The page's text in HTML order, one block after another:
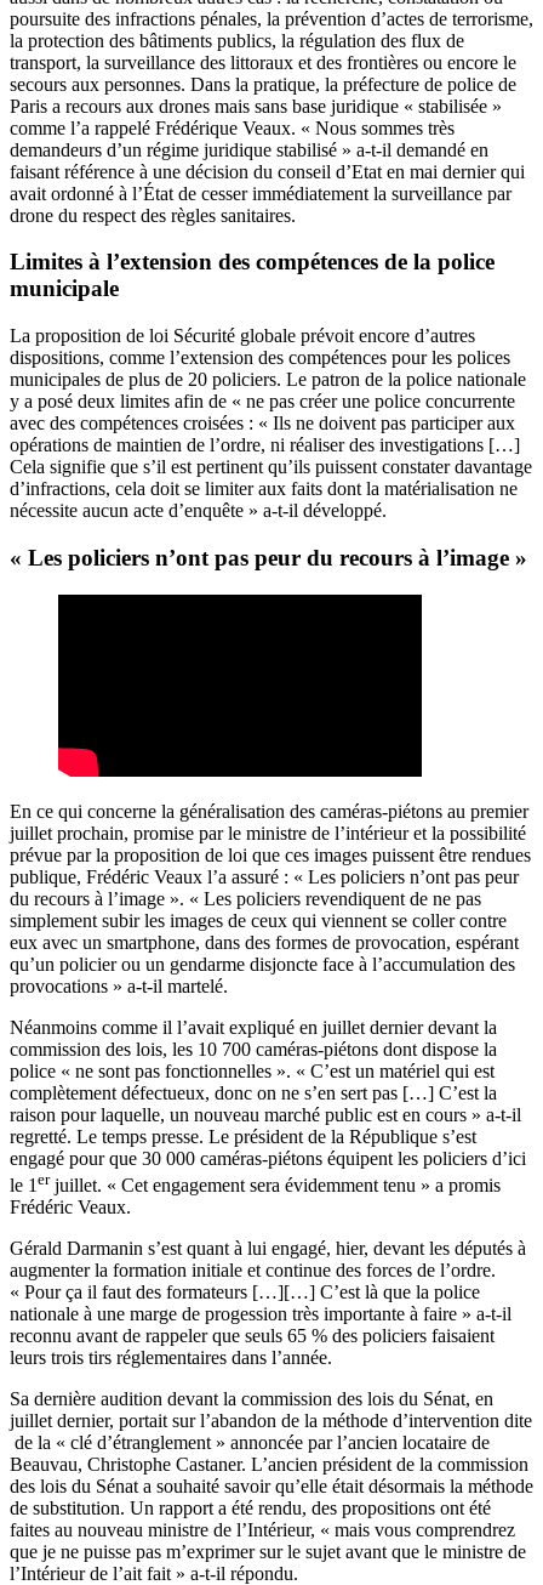
poursuite des infractions pénales, la prévention d’actes de terrorisme,
la protection des bâtiments publics, la régulation des flux de
transport, la surveillance des littoraux et des frontières ou encore le
secours aux personnes. Dans la pratique, la préfecture de police de
Paris a recours aux drones mais sans base juridique « stabilisée »
comme l’a rappelé Frédérique Veaux. « Nous sommes très
demandeurs d’un régime juridique stabilisé » a-t-il demandé en
faisant référence à une décision du conseil d’Etat en mai dernier qui
avait ordonné à l’État de cesser immédiatement la surveillance par
drone du respect des règles sanitaires.
Limites à l’extension des compétences de la police
municipale
La proposition de loi Sécurité globale prévoit encore d’autres
dispositions, comme l’extension des compétences pour les polices
municipales de plus de 20 policiers. Le patron de la police nationale
y a posé deux limites afin de « ne pas créer une police concurrente
avec des compétences croisées : « Ils ne doivent pas participer aux
opérations de maintien de l’ordre, ni réaliser des investigations […]
Cela signifie que s’il est pertinent qu’ils puissent constater davantage
d’infractions, cela doit se limiter aux faits dont la matérialisation ne
nécessite aucun acte d’enquête » a-t-il développé.
« Les policiers n’ont pas peur du recours à l’image »
En ce qui concerne la généralisation des caméras-piétons au premier
juillet prochain, promise par le ministre de l’intérieur et la possibilité
prévue par la proposition de loi que ces images puissent être rendues
publique, Frédéric Veaux l’a assuré : « Les policiers n’ont pas peur
du recours à l’image ». « Les policiers revendiquent de ne pas
simplement subir les images de ceux qui viennent se coller contre
eux avec un smartphone, dans des formes de provocation, espérant
qu’un policier ou un gendarme disjoncte face à l’accumulation des
provocations » a-t-il martelé.
Néanmoins comme il l’avait expliqué en juillet dernier devant la
commission des lois, les 10 700 caméras-piétons dont dispose la
police « ne sont pas fonctionnelles ». « C’est un matériel qui est
complètement défectueux, donc on ne s’en sert pas […] C’est la
raison pour laquelle, un nouveau marché public est en cours » a-t-il
regretté. Le temps presse. Le président de la République s’est
engagé pour que 30 000 caméras-piétons équipent les policiers d’ici
le 1 erjuillet. « Cet engagement sera évidemment tenu » a promis
Frédéric Veaux.
Gérald Darmanin s’est quant à lui engagé, hier, devant les députés à
augmenter la formation initiale et continue des forces de l’ordre.
« Pour ça il faut des formateurs […][…] C’est là que la police
nationale à une marge de progession très importante à faire » a-t-il
reconnu avant de rappeler que seuls 65 % des policiers faisaient
leurs trois tirs réglementaires dans l’année.
Sa dernière audition devant la commission des lois du Sénat, en
juillet dernier, portait sur l’abandon de la méthode d’intervention dite
de la « clé d’étranglement » annoncée par l’ancien locataire de
Beauvau, Christophe Castaner. L’ancien président de la commission
des lois du Sénat a souhaité savoir qu’elle était désormais la méthode
de substitution. Un rapport a été rendu, des propositions ont été
faites au nouveau ministre de l’Intérieur, « mais vous comprendrez
que je ne puisse pas m’exprimer sur le sujet avant que le ministre de
l’Intérieur de l’ait fait » a-t-il répondu.